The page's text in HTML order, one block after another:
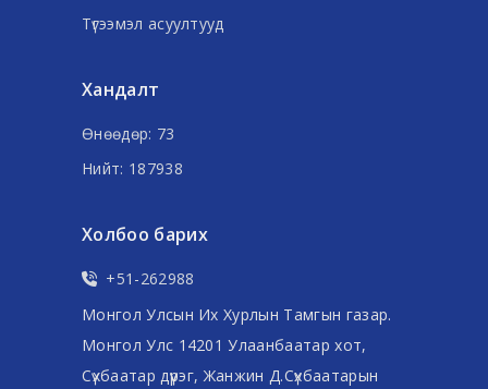
Түгээмэл асуултууд
Хандалт
Өнөөдөр: 73
Нийт: 187938
Холбоо барих
+51-262988
Монгол Улсын Их Хурлын Тамгын газар.
Монгол Улс 14201 Улаанбаатар хот,
Сүхбаатар дүүрэг, Жанжин Д.Сүхбаатарын